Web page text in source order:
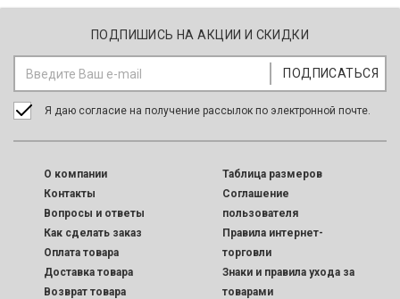
ПОДПИШИСЬ НА АКЦИИ И СКИДКИ
Я даю согласие на получение рассылок по электронной почте.
O компании
Контакты
Вопросы и ответы
Как сделать заказ
Оплата товара
Доставка товара
Возврат товара
Таблица размеров
Соглашение
пользователя
Правила интернет-
торговли
Знаки и правила ухода за
товарами